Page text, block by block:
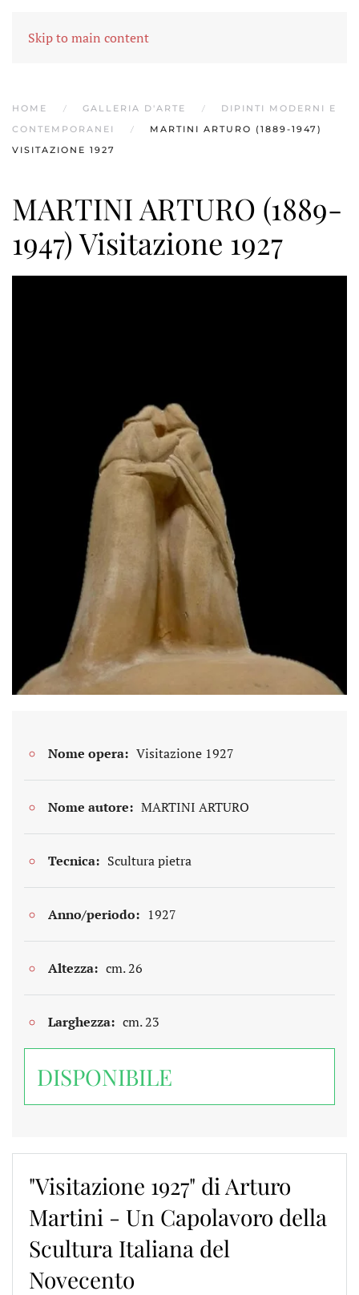
Skip to main content
HOME GALLERIA D'ARTE
DIPINTI MODERNI E
CONTEMPORANEI
MARTINI ARTURO (1889-1947)
VISITAZIONE 1927
MARTINI ARTURO (1889-
1947) Visitazione 1927
Nome opera: Visitazione 1927
Nome autore: MARTINI ARTURO
Tecnica: Scultura pietra
Anno/periodo: 1927
Altezza: cm. 26
Larghezza: cm. 23
DISPONIBILE
"Visitazione 1927" di Arturo
Martini - Un Capolavoro della
Scultura Italiana del
Novecento